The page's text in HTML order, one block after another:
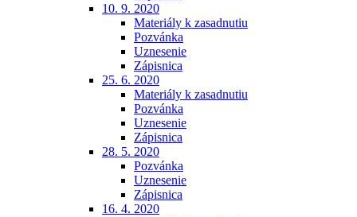
10. 9. 2020
Materiály k zasadnutiu
Pozvánka
Uznesenie
Zápisnica
25. 6. 2020
Materiály k zasadnutiu
Pozvánka
Uznesenie
Zápisnica
28. 5. 2020
Pozvánka
Uznesenie
Zápisnica
16. 4. 2020